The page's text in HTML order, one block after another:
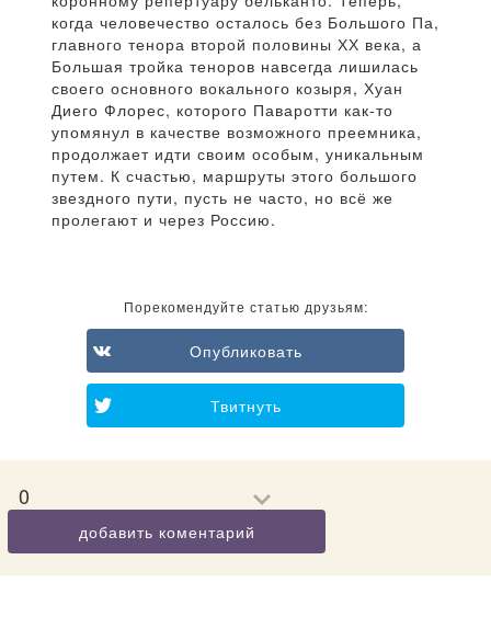
когда человечество осталось без Большого Па,
главного тенора второй половины ХХ века, а
Большая тройка теноров навсегда лишилась
своего основного вокального козыря, Хуан
Диего Флорес, которого Паваротти как-то
упомянул в качестве возможного преемника,
продолжает идти своим особым, уникальным
путем. К счастью, маршруты этого большого
звездного пути, пусть не часто, но всё же
пролегают и через Россию.
Порекомендуйте статью друзьям:
Опубликовать
Твитнуть
0
добавить коментарий